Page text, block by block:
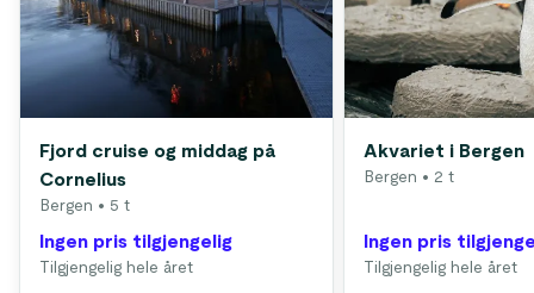
Fjord cruise og middag på
Cornelius
Bergen • 5 t
Ingen pris tilgjengelig
Tilgjengelig hele året
Akvariet i Bergen
Bergen • 2 t
Ingen pris
Tilgjengelig hele året